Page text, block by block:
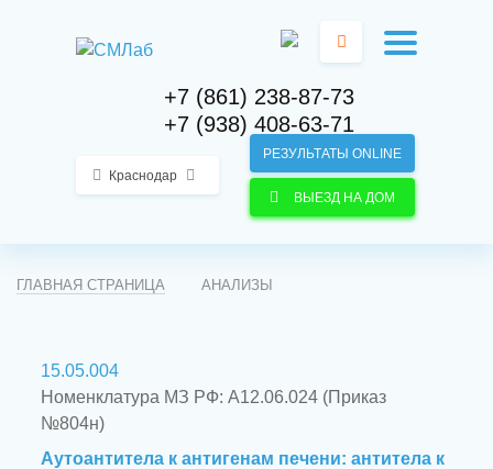
Краснодар
РЕЗУЛЬТАТЫ ONLINE
ВЫЕЗД НА ДОМ
+7 (861) 238-87-73
+7 (938) 408-63-71
ГЛАВНАЯ СТРАНИЦА АНАЛИЗЫ
15.05.004
Номенклатура МЗ РФ: А12.06.024 (Приказ
№804н)
Аутоантитела к антигенам печени: антитела к